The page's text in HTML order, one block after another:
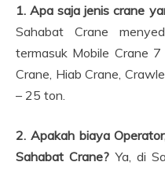
1. Apa saja jenis crane
Sahabat Crane
termasuk Mobile Crane
Crane, Hiab Crane,
– 25 ton.
2. Apakah biaya
Sahabat Crane? Ya, di